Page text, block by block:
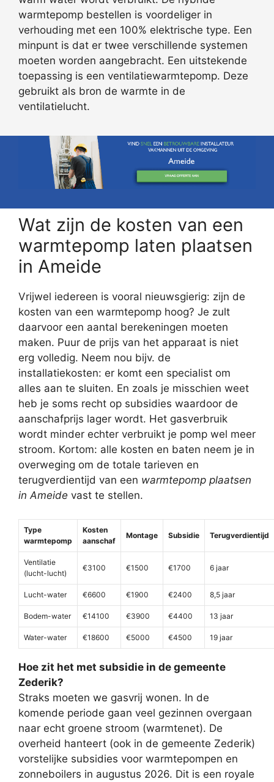
warmtepomp bestellen is voordeliger in
verhouding met een 100% elektrische type. Een
minpunt is dat er twee verschillende systemen
moeten worden aangebracht. Een uitstekende
toepassing is een ventilatiewarmtepomp. Deze
gebruikt als bron de warmte in de
ventilatielucht.
Wat zijn de kosten van een
warmtepomp laten plaatsen
in Ameide
Vrijwel iedereen is vooral nieuwsgierig: zijn de
kosten van een warmtepomp hoog? Je zult
daarvoor een aantal berekeningen moeten
maken. Puur de prijs van het apparaat is niet
erg volledig. Neem nou bijv. de
installatiekosten: er komt een specialist om
alles aan te sluiten. En zoals je misschien weet
heb je soms recht op subsidies waardoor de
aanschafprijs lager wordt. Het gasverbruik
wordt minder echter verbruikt je pomp wel meer
stroom. Kortom: alle kosten en baten neem je in
overweging om de totale tarieven en
terugverdientijd van een warmtepomp plaatsen
in Ameide vast te stellen.
Type
warmtepomp
Kosten
aanschaf
Montage Subsidie Terugverdientijd
Ventilatie
(lucht-lucht)
€3100 €1500 €1700 6 jaar
Lucht-water €6600 €1900 €2400 8,5 jaar
Bodem-water €14100 €3900 €4400 13 jaar
Water-water €18600 €5000 €4500 19 jaar
Hoe zit het met subsidie in de gemeente
Zederik?
Straks moeten we gasvrij wonen. In de
komende periode gaan veel gezinnen overgaan
naar echt groene stroom (warmtenet). De
overheid hanteert (ook in de gemeente Zederik)
vorstelijke subsidies voor warmtepompen en
zonneboilers in augustus 2026. Dit is een royale